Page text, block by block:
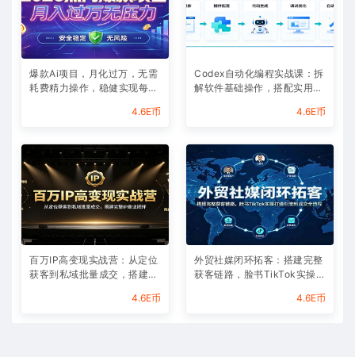
爆款Ai项目，月化过万，无需
耗费精力操作，稳健实现每月
4.6E币
Codex自动化编程实战课：拆
解软件基础操作，搭配实用插
4.6E币
百万IP高变现实战营：从定位
获客到私域批量成交，搭建完
4.6E币
外贸社媒闭环拓客：搭建完整
获客链路，脸书TikTok实操打
4.6E币